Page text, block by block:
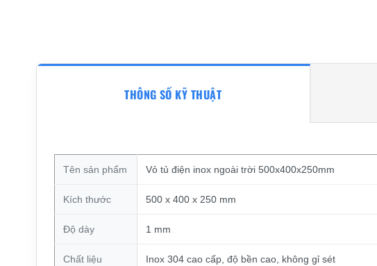
THÔNG SỐ KỸ THUẬT
Tên sản phẩm Vỏ tủ điện inox ngoài trời 500x400x250mm
Kích thước 500 x 400 x 250 mm
Độ dày 1 mm
Chất liệu Inox 304 cao cấp, độ bền cao, không gỉ sét